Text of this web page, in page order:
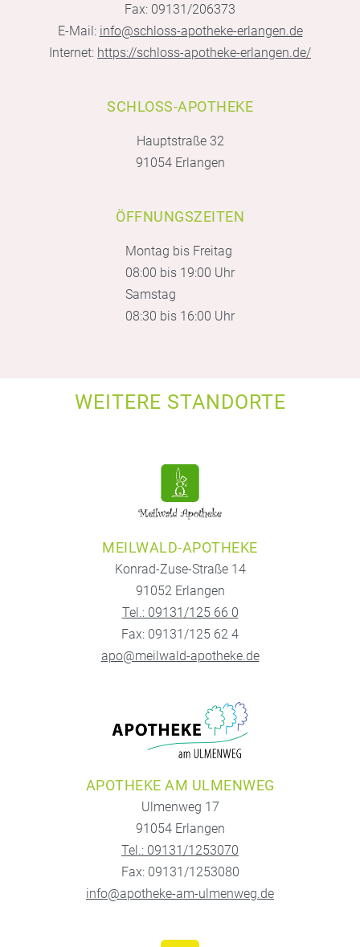
Fax: 09131/206373
E-Mail: info@schloss-apotheke-erlangen.de
Internet: https://schloss-apotheke-erlangen.de/
SCHLOSS-APOTHEKE
Hauptstraße 32
91054 Erlangen
ÖFFNUNGSZEITEN
Montag bis Freitag
08:00 bis 19:00 Uhr
Samstag
08:30 bis 16:00 Uhr
WEITERE STANDORTE
MEILWALD-APOTHEKE
Konrad-Zuse-Straße 14
91052 Erlangen
Tel.: 09131/125 66 0
Fax: 09131/125 62 4
apo@meilwald-apotheke.de
APOTHEKE AM ULMENWEG
Ulmenweg 17
91054 Erlangen
Tel.: 09131/1253070
Fax: 09131/1253080
info@apotheke-am-ulmenweg.de